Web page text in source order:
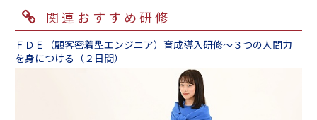
関連おすすめ研修
ＦＤＥ（顧客密着型エンジニア）育成導入研修～３つの人間力
を身につける（２日間）